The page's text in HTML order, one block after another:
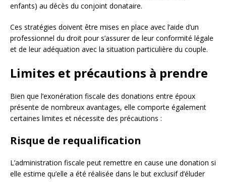
enfants) au décès du conjoint donataire.
Ces stratégies doivent être mises en place avec l’aide d’un
professionnel du droit pour s’assurer de leur conformité légale
et de leur adéquation avec la situation particulière du couple.
Limites et précautions à prendre
Bien que l’exonération fiscale des donations entre époux
présente de nombreux avantages, elle comporte également
certaines limites et nécessite des précautions :
Risque de requalification
L’administration fiscale peut remettre en cause une donation si
elle estime qu’elle a été réalisée dans le but exclusif d’éluder